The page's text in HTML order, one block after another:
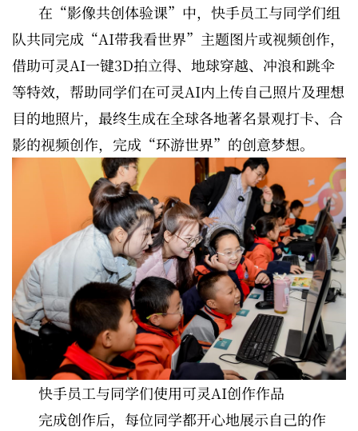
在“影像共创体验课”中，快手员工与同学们组
队共同完成“AI带我看世界”主题图片或视频创作，
借助可灵AI一键3D拍立得、地球穿越、冲浪和跳伞
等特效，帮助同学们在可灵AI内上传自己照片及理想
目的地照片，最终生成在全球各地著名景观打卡、合
影的视频创作，完成“环游世界”的创意梦想。
快手员工与同学们使用可灵AI创作作品
完成创作后，每位同学都开心地展示自己的作